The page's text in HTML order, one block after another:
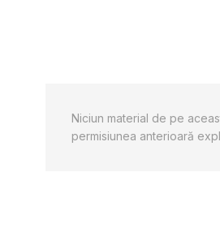
Niciun material de pe
permisiunea anterioară